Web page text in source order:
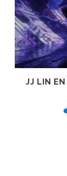
JJ LIN EN